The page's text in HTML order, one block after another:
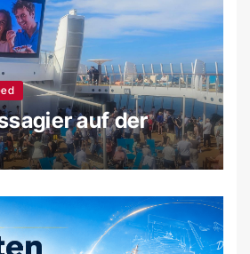
auf der